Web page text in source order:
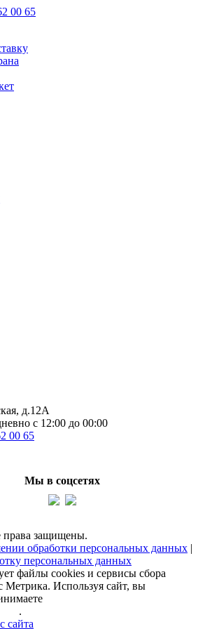
00 65
д.12А
с 12:00 до 00:00
00 65
Мы в соцсетях
права защищены.
обработки персональных данных |
персональных данных
файлы cookies и сервисы сбора
Метрика. Используя сайт, вы
.
сайта